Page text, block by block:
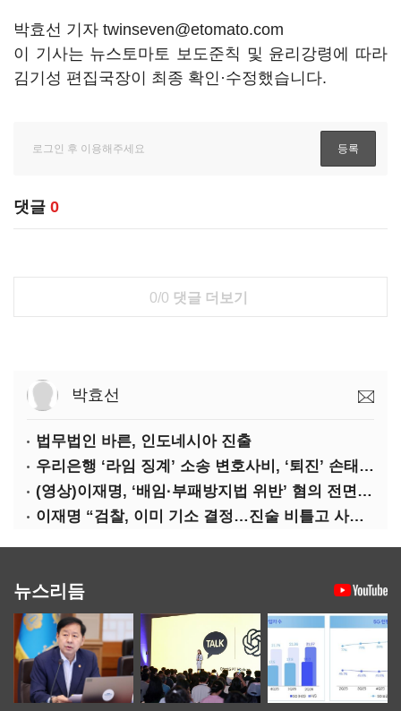
박효선 기자 twinseven@etomato.com
이 기사는 뉴스토마토 보도준칙 및 윤리강령에 따라
김기성 편집국장이 최종 확인·수정했습니다.
댓글 0
0/0 댓글 더보기
박효선
법무법인 바른, 인도네시아 진출
우리은행 ‘라임 징계’ 소송 변호사비, ‘퇴진’ 손태승 회장 개인이 납부하나
(영상)이재명, ‘배임·부패방지법 위반’ 혐의 전면 반박(종합)
이재명 “검찰, 이미 기소 결정…진술 비틀고 사건 조작에 악용”
뉴스리듬